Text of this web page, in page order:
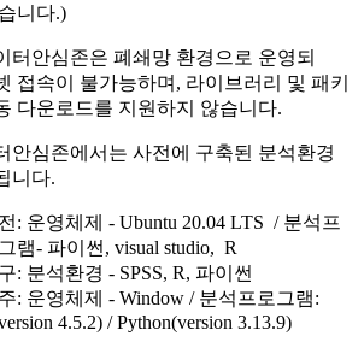
니다.)
터안심존은 폐쇄망 환경으로 운영되
접속이 불가능하며, 라이브러리 및 패키
다운로드를 지원하지 않습니다.
안심존에서는 사전에 구축된 분석환경
니다.
: 운영체제 - Ubuntu 20.04 LTS / 분석프
램- 파이썬, visual studio, R
: 분석환경 - SPSS, R, 파이썬
: 운영체제 - Window / 분석프로그램:
4.5.2) / Python(version 3.13.9)